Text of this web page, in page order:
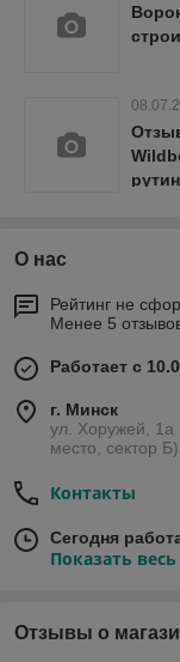
О нас
Рейтинг не
Менее 5
Работает с
г. Минск
ул. Хоружей, 1а
место, сектор
Контакты
Сегодня
Показать
Отзывы о